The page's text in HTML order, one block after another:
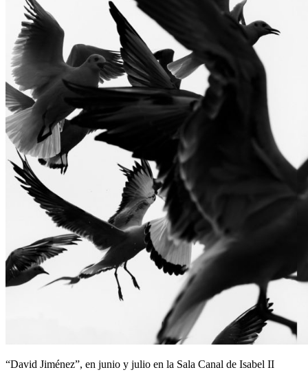
“David Jiménez”, en junio y julio en la Sala Canal de Isabel II